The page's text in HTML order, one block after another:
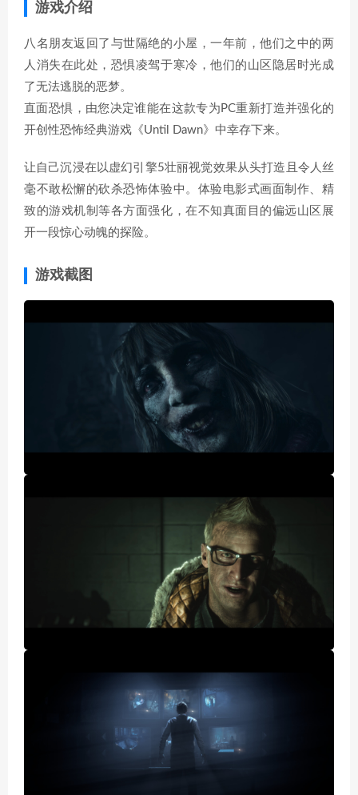
游戏介绍
八名朋友返回了与世隔绝的小屋，一年前，他们之中的两
人消失在此处，恐惧凌驾于寒冷，他们的山区隐居时光成
了无法逃脱的恶梦。
直面恐惧，由您决定谁能在这款专为PC重新打造并强化的
开创性恐怖经典游戏《Until Dawn》中幸存下来。
让自己沉浸在以虚幻引擎5壮丽视觉效果从头打造且令人丝
毫不敢松懈的砍杀恐怖体验中。体验电影式画面制作、精
致的游戏机制等各方面强化，在不知真面目的偏远山区展
开一段惊心动魄的探险。
游戏截图